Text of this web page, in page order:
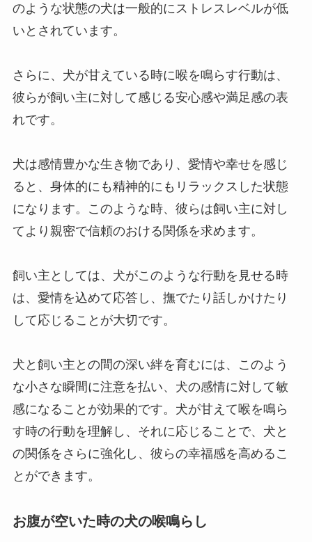
のような状態の犬は一般的にストレスレベルが低
いとされています。
さらに、犬が甘えている時に喉を鳴らす行動は、
彼らが飼い主に対して感じる安心感や満足感の表
れです。
犬は感情豊かな生き物であり、愛情や幸せを感じ
ると、身体的にも精神的にもリラックスした状態
になります。このような時、彼らは飼い主に対し
てより親密で信頼のおける関係を求めます。
飼い主としては、犬がこのような行動を見せる時
は、愛情を込めて応答し、撫でたり話しかけたり
して応じることが大切です。
犬と飼い主との間の深い絆を育むには、このよう
な小さな瞬間に注意を払い、犬の感情に対して敏
感になることが効果的です。犬が甘えて喉を鳴ら
す時の行動を理解し、それに応じることで、犬と
の関係をさらに強化し、彼らの幸福感を高めるこ
とができます。
お腹が空いた時の犬の喉鳴らし